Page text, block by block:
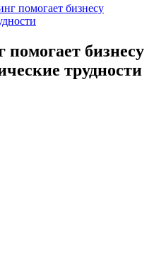
помогает бизнесу
бизнесу
трудности